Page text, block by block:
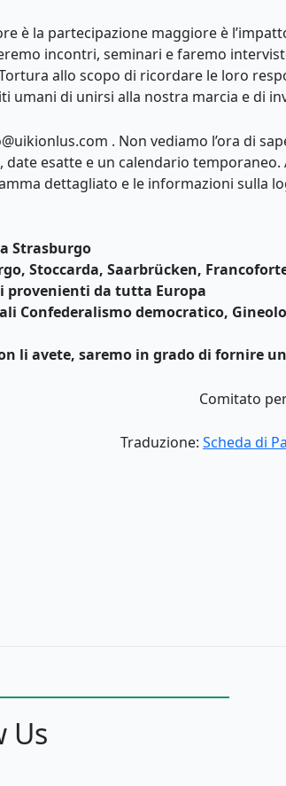
è la partecipazione maggiore è
incontri, seminari e faremo
allo scopo di ricordare le loro
umani di unirsi alla nostra marcia e di
. Non vediamo l’ora di
esatte e un calendario
dettagliato e le informazioni sulla
Strasburgo
Stoccarda, Saarbrücken,
provenienti da tutta Europa
Confederalismo democratico,
li avete, saremo in grado di fornire
Comitato
Traduzione: Scheda di
Us